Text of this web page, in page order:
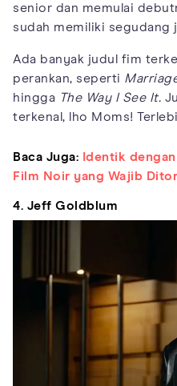
senior dan memulai
sudah memiliki
Ada banyak judul fim
perankan, seperti
hingga The Way I See It.
terkenal, lho Moms!
Baca Juga: Identik
Film Noir yang Wajib
4. Jeff Goldblum